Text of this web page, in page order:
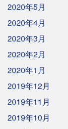
2020年5月
2020年4月
2020年3月
2020年2月
2020年1月
2019年12月
2019年11月
2019年10月